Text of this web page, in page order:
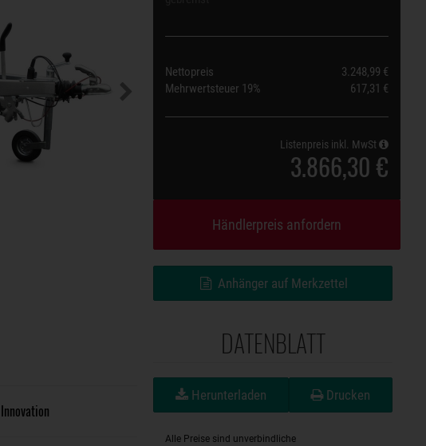
Nettopreis
3.248,99 €
Mehrwertsteuer 19% 617,31 €
Listenpreis inkl. MwSt
3.866,30 €
Händlerpreis anfordern
Anhänger auf Merkzettel
DATENBLATT
Herunterladen Drucken
Alle Preise sind unverbindliche